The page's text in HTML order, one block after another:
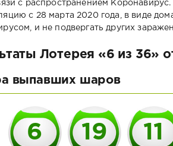
с распространением
с 28 марта 2020 года, в виде
и не подвергать других
Лотерея «6 из 36»
выпавших шаров
6 19 11